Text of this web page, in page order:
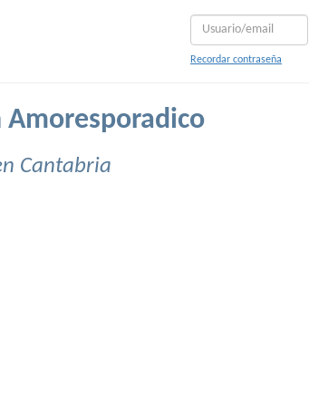
Recordar contraseña
Amoresporadico
Cantabria